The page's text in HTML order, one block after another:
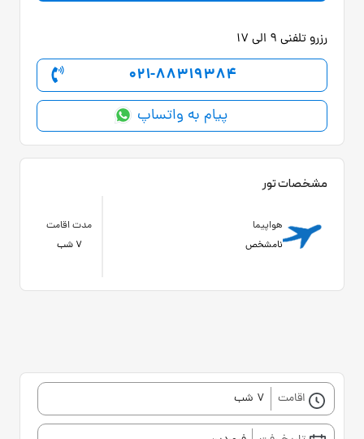
اقامت 7 شب
رزرو تلفنی 9 الی 17
021-88319384
پیام به واتساپ
مشخصات تور
هواپیما
نامشخص
مدت اقامت
7 شب